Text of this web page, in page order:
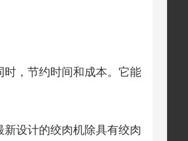
，节约时间和成本。它能
设计的绞肉机除具有绞肉